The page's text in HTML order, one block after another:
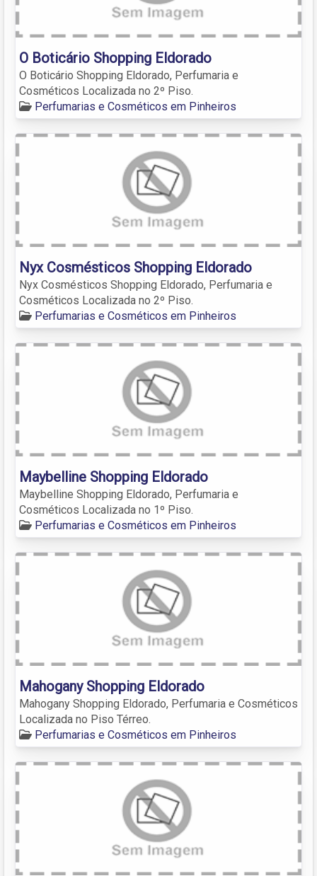
O Boticário Shopping Eldorado
O Boticário Shopping Eldorado, Perfumaria e
Cosméticos Localizada no 2º Piso.
Perfumarias e Cosméticos em Pinheiros
Nyx Cosmésticos Shopping Eldorado
Nyx Cosmésticos Shopping Eldorado, Perfumaria e
Cosméticos Localizada no 2º Piso.
Perfumarias e Cosméticos em Pinheiros
Maybelline Shopping Eldorado
Maybelline Shopping Eldorado, Perfumaria e
Cosméticos Localizada no 1º Piso.
Perfumarias e Cosméticos em Pinheiros
Mahogany Shopping Eldorado
Mahogany Shopping Eldorado, Perfumaria e Cosméticos
Localizada no Piso Térreo.
Perfumarias e Cosméticos em Pinheiros